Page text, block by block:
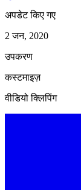
अपडेट किए गए
2 जन, 2020
उपकरण
कस्टमाइज़
वीडियो क्लिपिंग